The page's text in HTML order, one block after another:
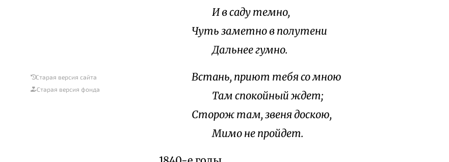
Старая версия сайта
Старая версия фонда
И в саду темно,
Чуть заметно в полутени
Дальнее гумно.
Встань, приют тебя со мною
Там спокойный ждет;
Сторож там, звеня доскою,
Мимо не пройдет.